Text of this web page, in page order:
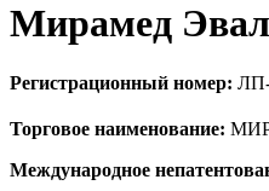
Мирамед
Регистрационный номер:
Торговое наименование:
Международное